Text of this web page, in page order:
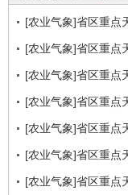
[农业气象]省区重点
[农业气象]省区重点
[农业气象]省区重点
[农业气象]省区重点
[农业气象]省区重点
[农业气象]省区重点
[农业气象]省区重点